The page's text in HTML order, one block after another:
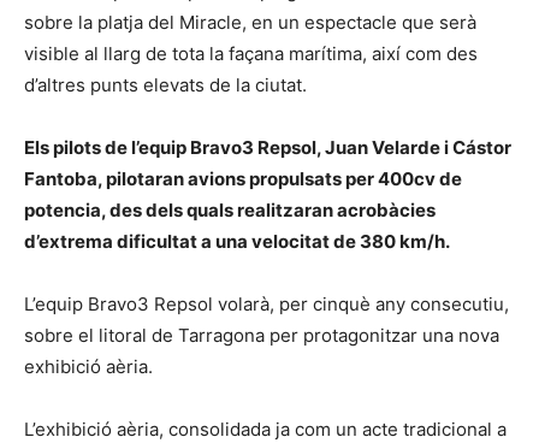
sobre la platja del Miracle, en un espectacle que serà
visible al llarg de tota la façana marítima, així com des
d’altres punts elevats de la ciutat.
Els pilots de l’equip Bravo3 Repsol, Juan Velarde i Cástor
Fantoba, pilotaran avions propulsats per 400cv de
potencia, des dels quals realitzaran acrobàcies
d’extrema dificultat a una velocitat de 380 km/h.
L’equip Bravo3 Repsol volarà, per cinquè any consecutiu,
sobre el litoral de Tarragona per protagonitzar una nova
exhibició aèria.
L’exhibició aèria, consolidada ja com un acte tradicional a